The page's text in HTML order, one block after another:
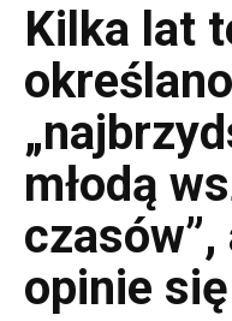
Kilka lat
młodą
opinie